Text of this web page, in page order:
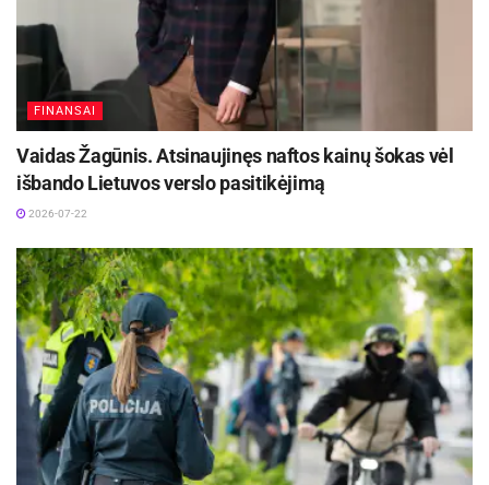
Panevėžio miesto savivaldybės inf.
FINANSAI
Vaidas Žagūnis. Atsinaujinęs naftos kainų šokas vėl
išbando Lietuvos verslo pasitikėjimą
2026-07-22